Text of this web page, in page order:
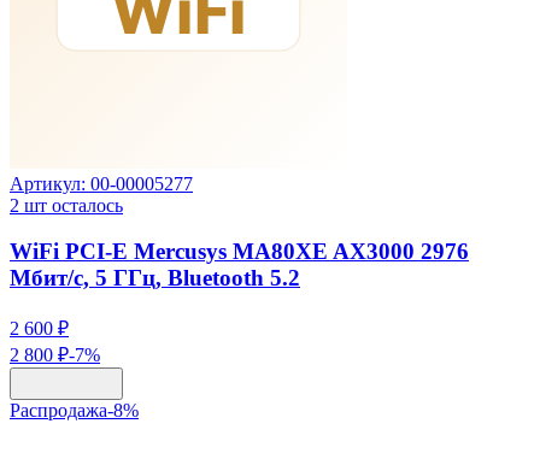
Артикул: 00-00005277
2 шт осталось
WiFi PCI-E Mercusys MA80XE AX3000 2976
Мбит/с, 5 ГГц, Bluetooth 5.2
2 600 ₽
2 800 ₽-7%
Распродажа-8%